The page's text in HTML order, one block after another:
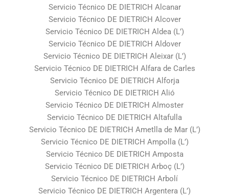
Servicio Técnico DE DIETRICH Alcanar
Servicio Técnico DE DIETRICH Alcover
Servicio Técnico DE DIETRICH Aldea (L’)
Servicio Técnico DE DIETRICH Aldover
Servicio Técnico DE DIETRICH Aleixar (L’)
Servicio Técnico DE DIETRICH Alfara de Carles
Servicio Técnico DE DIETRICH Alforja
Servicio Técnico DE DIETRICH Alió
Servicio Técnico DE DIETRICH Almoster
Servicio Técnico DE DIETRICH Altafulla
Servicio Técnico DE DIETRICH Ametlla de Mar (L’)
Servicio Técnico DE DIETRICH Ampolla (L’)
Servicio Técnico DE DIETRICH Amposta
Servicio Técnico DE DIETRICH Arboç (L’)
Servicio Técnico DE DIETRICH Arbolí
Servicio Técnico DE DIETRICH Argentera (L’)